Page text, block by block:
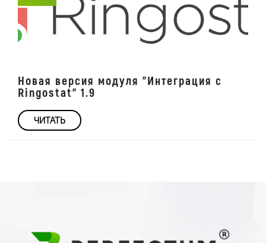
Новая версия модуля "Интеграция с
Ringostat" 1.9
ЧИТАТЬ